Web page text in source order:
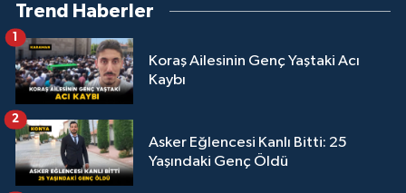
Trend Haberler
Koraş Ailesinin Genç Yaştaki Acı
Kaybı
1
Asker Eğlencesi Kanlı Bitti: 25
Yaşındaki Genç Öldü
2